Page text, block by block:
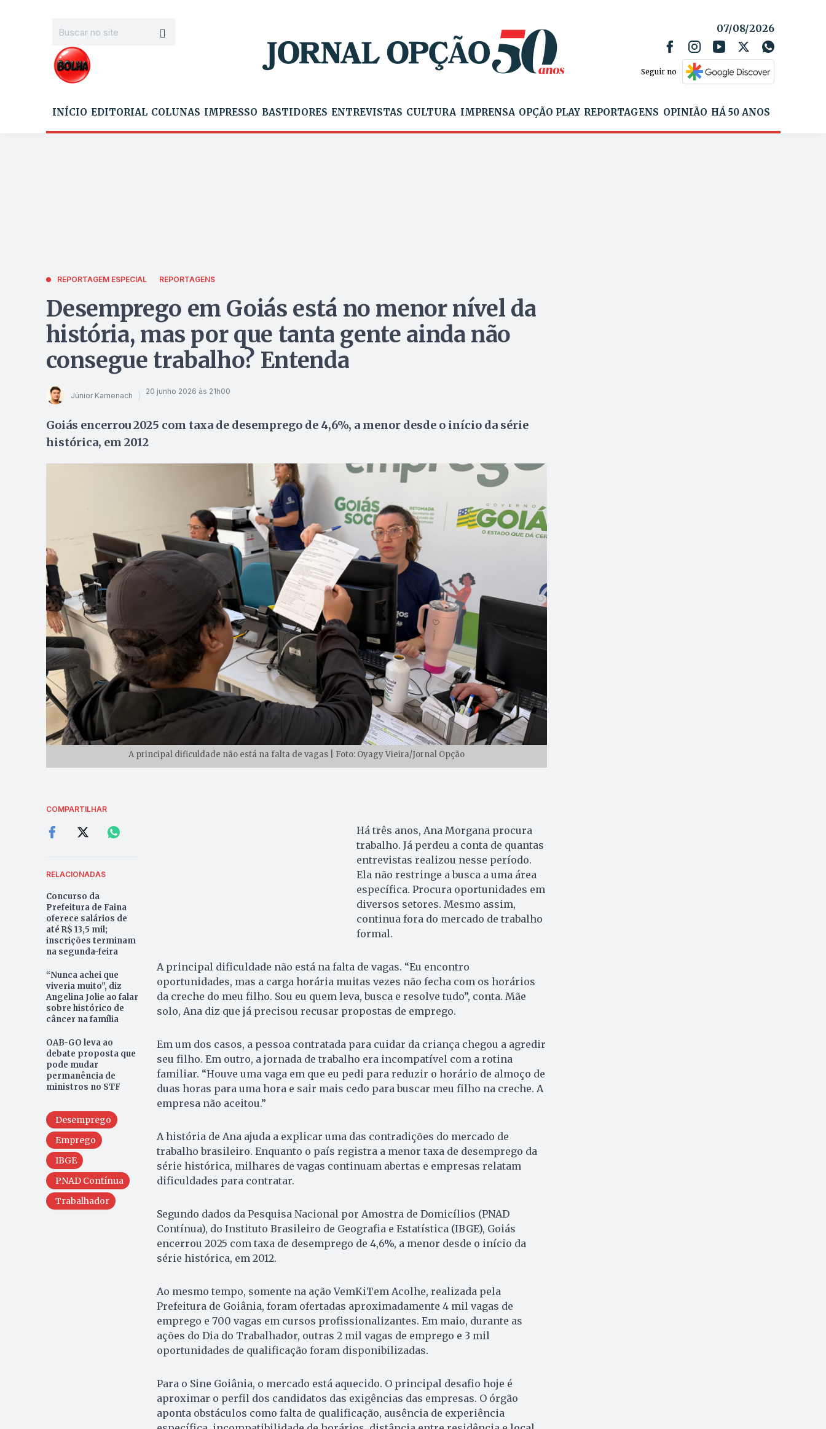
07/08/2026
Seguir no
INÍCIO EDITORIAL COLUNAS IMPRESSO BASTIDORES ENTREVISTAS CULTURA IMPRENSA OPÇÃO PLAY REPORTAGENS OPINIÃO HÁ 50 ANOS
REPORTAGEM ESPECIAL REPORTAGENS
Desemprego em Goiás está no menor nível da
história, mas por que tanta gente ainda não
consegue trabalho? Entenda
Júnior Kamenach 20 junho 2026 às 21h00
Goiás encerrou 2025 com taxa de desemprego de 4,6%, a menor desde o início da série
histórica, em 2012
A principal dificuldade não está na falta de vagas | Foto: Oyagy Vieira/Jornal Opção
COMPARTILHAR
RELACIONADAS
Concurso da
Prefeitura de Faina
oferece salários de
até R$ 13,5 mil;
inscrições terminam
na segunda-feira
“Nunca achei que
viveria muito”, diz
Angelina Jolie ao falar
sobre histórico de
câncer na família
OAB-GO leva ao
debate proposta que
pode mudar
permanência de
ministros no STF
Desemprego
Emprego
IBGE
PNAD Contínua
Trabalhador
Há três anos, Ana Morgana procura
trabalho. Já perdeu a conta de quantas
entrevistas realizou nesse período.
Ela não restringe a busca a uma área
específica. Procura oportunidades em
diversos setores. Mesmo assim,
continua fora do mercado de trabalho
formal.
A principal dificuldade não está na falta de vagas. “Eu encontro
oportunidades, mas a carga horária muitas vezes não fecha com os horários
da creche do meu filho. Sou eu quem leva, busca e resolve tudo”, conta. Mãe
solo, Ana diz que já precisou recusar propostas de emprego.
Em um dos casos, a pessoa contratada para cuidar da criança chegou a agredir
seu filho. Em outro, a jornada de trabalho era incompatível com a rotina
familiar. “Houve uma vaga em que eu pedi para reduzir o horário de almoço de
duas horas para uma hora e sair mais cedo para buscar meu filho na creche. A
empresa não aceitou.”
A história de Ana ajuda a explicar uma das contradições do mercado de
trabalho brasileiro. Enquanto o país registra a menor taxa de desemprego da
série histórica, milhares de vagas continuam abertas e empresas relatam
dificuldades para contratar.
Segundo dados da Pesquisa Nacional por Amostra de Domicílios (PNAD
Contínua), do Instituto Brasileiro de Geografia e Estatística (IBGE), Goiás
encerrou 2025 com taxa de desemprego de 4,6%, a menor desde o início da
série histórica, em 2012.
Ao mesmo tempo, somente na ação VemKiTem Acolhe, realizada pela
Prefeitura de Goiânia, foram ofertadas aproximadamente 4 mil vagas de
emprego e 700 vagas em cursos profissionalizantes. Em maio, durante as
ações do Dia do Trabalhador, outras 2 mil vagas de emprego e 3 mil
oportunidades de qualificação foram disponibilizadas.
Para o Sine Goiânia, o mercado está aquecido. O principal desafio hoje é
aproximar o perfil dos candidatos das exigências das empresas. O órgão
aponta obstáculos como falta de qualificação, ausência de experiência